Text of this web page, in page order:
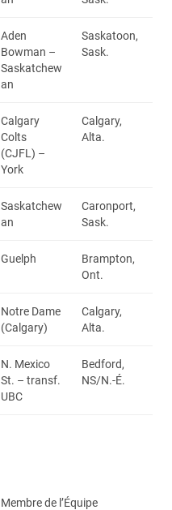
Aden
Bowman –
Saskatchew
an
Saskatoon,
Sask.
Calgary
Colts
(CJFL) –
York
Calgary,
Alta.
Saskatchew
an
Caronport,
Sask.
Guelph
Brampton,
Ont.
Notre Dame
(Calgary)
Calgary,
Alta.
N. Mexico
St. – transf.
UBC
Bedford,
NS/N.-É.
Membre de l’Équipe